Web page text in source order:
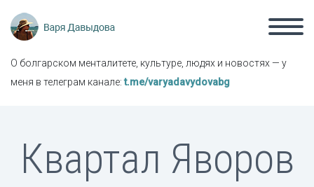
О болгарском менталитете, культуре, людях и новостях — у
меня в телеграм канале:t.me/varyadavydovabg
Квартал Яворов